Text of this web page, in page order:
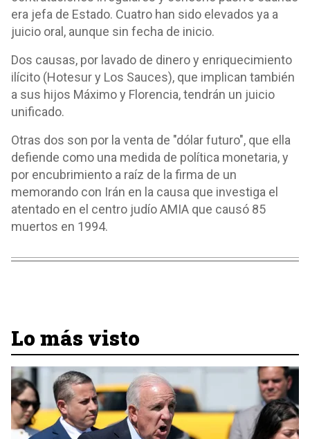
era jefa de Estado. Cuatro han sido elevados ya a
juicio oral, aunque sin fecha de inicio.
Dos causas, por lavado de dinero y enriquecimiento
ilícito (Hotesur y Los Sauces), que implican también
a sus hijos Máximo y Florencia, tendrán un juicio
unificado.
Otras dos son por la venta de "dólar futuro", que ella
defiende como una medida de política monetaria, y
por encubrimiento a raíz de la firma de un
memorando con Irán en la causa que investiga el
atentado en el centro judío AMIA que causó 85
muertos en 1994.
Lo más visto